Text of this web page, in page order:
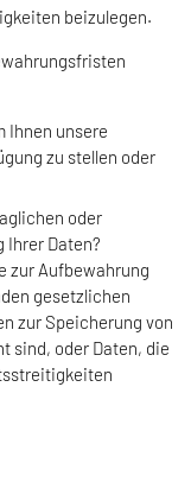
beizulegen.
Ihnen unsere
zu stellen oder
oder
Daten?
zur Aufbewahrung
gesetzlichen
zur Speicherung von
sind, oder Daten, die